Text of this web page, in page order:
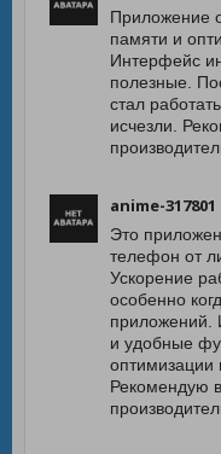
Приложение
памяти и
Интерфейс
полезные.
стал
исчезли.
anime-317801
Это
телефон от
Ускорение
особенно
приложений.
и удобные
оптимизации
Рекомендую